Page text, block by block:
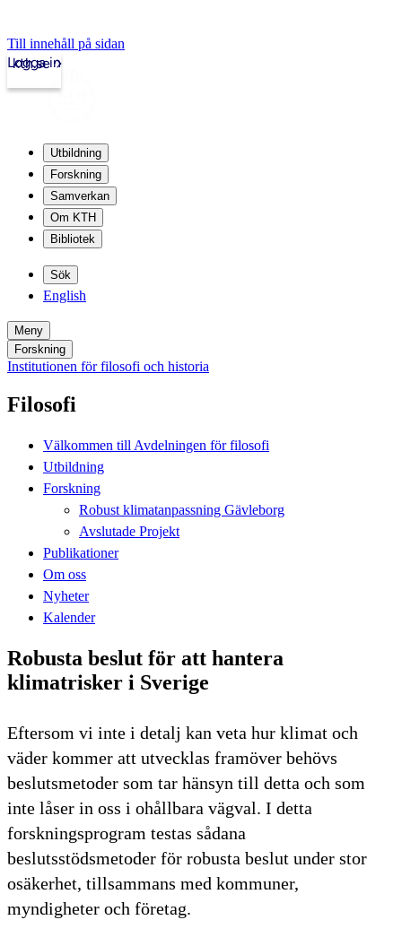
Till innehåll på sidan
kth.se
Logga in
Utbildning
Forskning
Samverkan
Om KTH
Bibliotek
Sök
English
Meny
Forskning
Institutionen för filosofi och historia
Filosofi
Välkommen till Avdelningen för filosofi
Utbildning
Forskning
Robust klimatanpassning Gävleborg
Avslutade Projekt
Publikationer
Om oss
Nyheter
Kalender
Robusta beslut för att hantera
klimatrisker i Sverige
Eftersom vi inte i detalj kan veta hur klimat och
väder kommer att utvecklas framöver behövs
beslutsmetoder som tar hänsyn till detta och som
inte låser in oss i ohållbara vägval. I detta
forskningsprogram testas sådana
beslutsstödsmetoder för robusta beslut under stor
osäkerhet, tillsammans med kommuner,
myndigheter och företag.